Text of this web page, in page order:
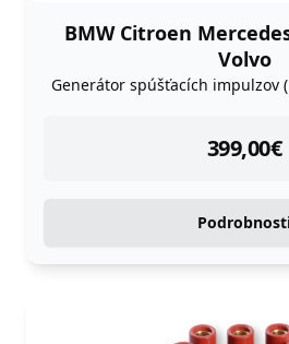
BMW Citroen
Volvo
Generátor spúšťacích impulzov
399,00€
instock